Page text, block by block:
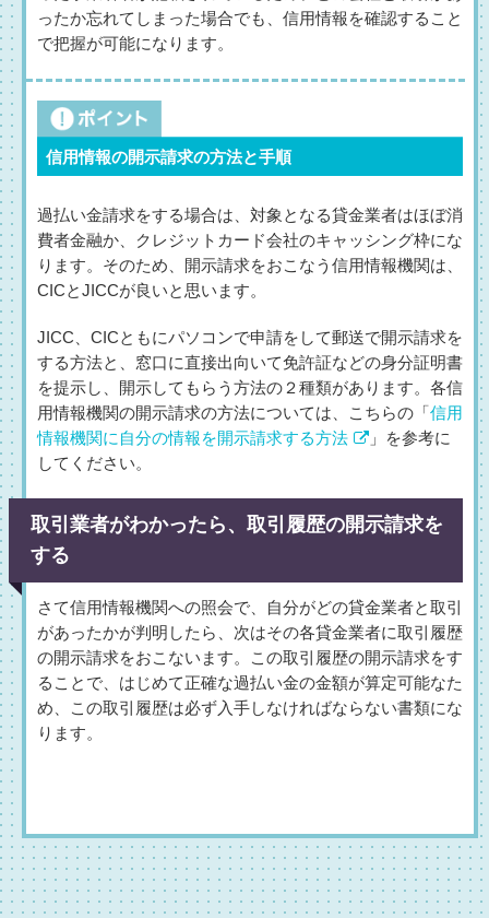
ったか忘れてしまった場合でも、信用情報を確認すること
で把握が可能になります。
信用情報の開示請求の方法と手順
過払い金請求をする場合は、対象となる貸金業者はほぼ消
費者金融か、クレジットカード会社のキャッシング枠にな
ります。そのため、開示請求をおこなう信用情報機関は、
CICとJICCが良いと思います。
JICC、CICともにパソコンで申請をして郵送で開示請求を
する方法と、窓口に直接出向いて免許証などの身分証明書
を提示し、開示してもらう方法の２種類があります。各信
用情報機関の開示請求の方法については、こちらの「 信用
情報機関に自分の情報を開示請求する方法
」を参考に
してください。
取引業者がわかったら、取引履歴の開示請求を
する
さて信用情報機関への照会で、自分がどの貸金業者と取引
があったかが判明したら、次はその各貸金業者に取引履歴
の開示請求をおこないます。この取引履歴の開示請求をす
ることで、はじめて正確な過払い金の金額が算定可能なた
め、この取引履歴は必ず入手しなければならない書類にな
ります。